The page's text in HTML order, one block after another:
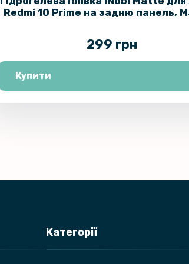
Redmi 10 Prime​ на задню панель,
299 грн
Купити
Категорії